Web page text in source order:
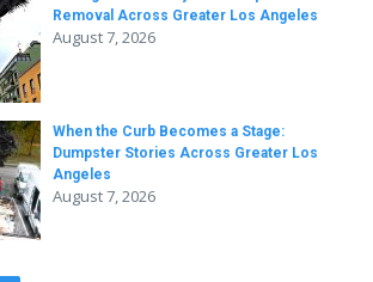
Removal Across Greater Los Angeles
August 7, 2026
When the Curb Becomes a Stage:
Dumpster Stories Across Greater Los
Angeles
August 7, 2026